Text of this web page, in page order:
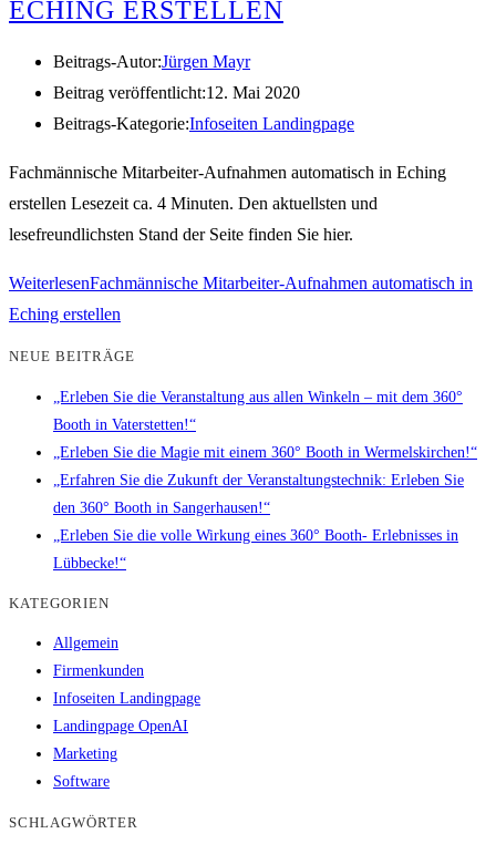
ECHING ERSTELLEN
Beitrags-Autor:Jürgen Mayr
Beitrag veröffentlicht:12. Mai 2020
Beitrags-Kategorie:Infoseiten Landingpage
Fachmännische Mitarbeiter-Aufnahmen automatisch in Eching
erstellen Lesezeit ca. 4 Minuten. Den aktuellsten und
lesefreundlichsten Stand der Seite finden Sie hier.
WeiterlesenFachmännische Mitarbeiter-Aufnahmen automatisch in
Eching erstellen
NEUE BEITRÄGE
„Erleben Sie die Veranstaltung aus allen Winkeln – mit dem 360°
Booth in Vaterstetten!“
„Erleben Sie die Magie mit einem 360° Booth in Wermelskirchen!“
„Erfahren Sie die Zukunft der Veranstaltungstechnik: Erleben Sie
den 360° Booth in Sangerhausen!“
„Erleben Sie die volle Wirkung eines 360° Booth- Erlebnisses in
Lübbecke!“
KATEGORIEN
Allgemein
Firmenkunden
Infoseiten Landingpage
Landingpage OpenAI
Marketing
Software
SCHLAGWÖRTER